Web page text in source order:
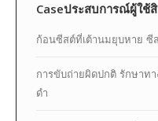
Caseประสบการณ์ผู้ใช้
ก้อนซีสต์ที่เต้านมยุบหาย
การขับถ่ายผิดปกติ รักษาท
ดำ